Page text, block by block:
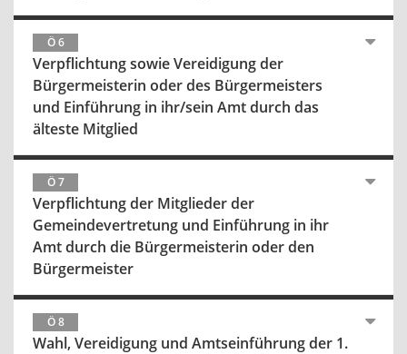
Ö 6
Verpflichtung sowie Vereidigung der
Bürgermeisterin oder des Bürgermeisters
und Einführung in ihr/sein Amt durch das
älteste Mitglied
Ö 7
Verpflichtung der Mitglieder der
Gemeindevertretung und Einführung in ihr
Amt durch die Bürgermeisterin oder den
Bürgermeister
Ö 8
Wahl, Vereidigung und Amtseinführung der 1.